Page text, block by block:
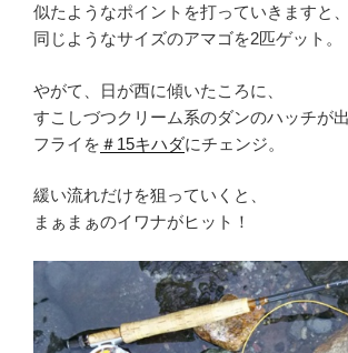
似たようなポイントを打っていきますと、
同じようなサイズのアマゴを2匹ゲット。
やがて、日が西に傾いたころに、
すこしづつクリーム系のダンのハッチが
フライを ＃15キハダにチェンジ。
緩い流れだけを狙っていくと、
まぁまぁのイワナがヒット！